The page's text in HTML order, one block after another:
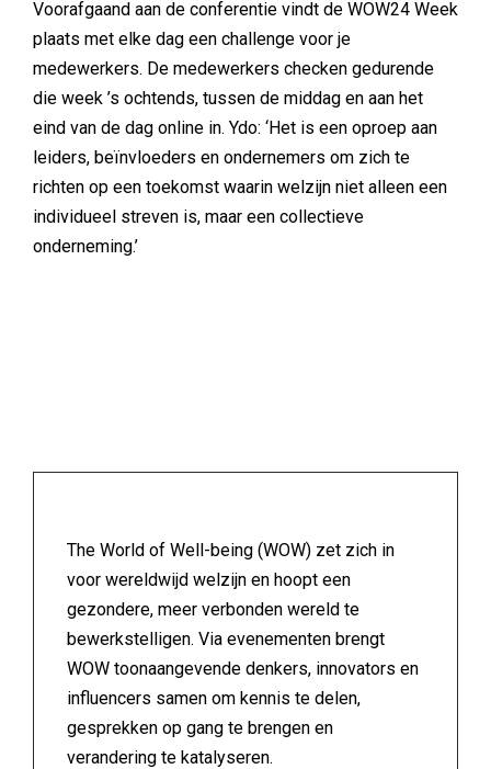
Voorafgaand aan de conferentie vindt de WOW24 Week
plaats met elke dag een challenge voor je
medewerkers. De medewerkers checken gedurende
die week ’s ochtends, tussen de middag en aan het
eind van de dag online in. Ydo: ‘Het is een oproep aan
leiders, beïnvloeders en ondernemers om zich te
richten op een toekomst waarin welzijn niet alleen een
individueel streven is, maar een collectieve
onderneming.’
The World of Well-being (WOW) zet zich in
voor wereldwijd welzijn en hoopt een
gezondere, meer verbonden wereld te
bewerkstelligen. Via evenementen brengt
WOW toonaangevende denkers, innovators en
influencers samen om kennis te delen,
gesprekken op gang te brengen en
verandering te katalyseren.